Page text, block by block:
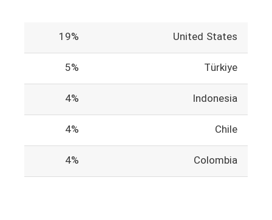
United States
19%
Türkiye
5%
Indonesia
4%
Chile
4%
Colombia
4%